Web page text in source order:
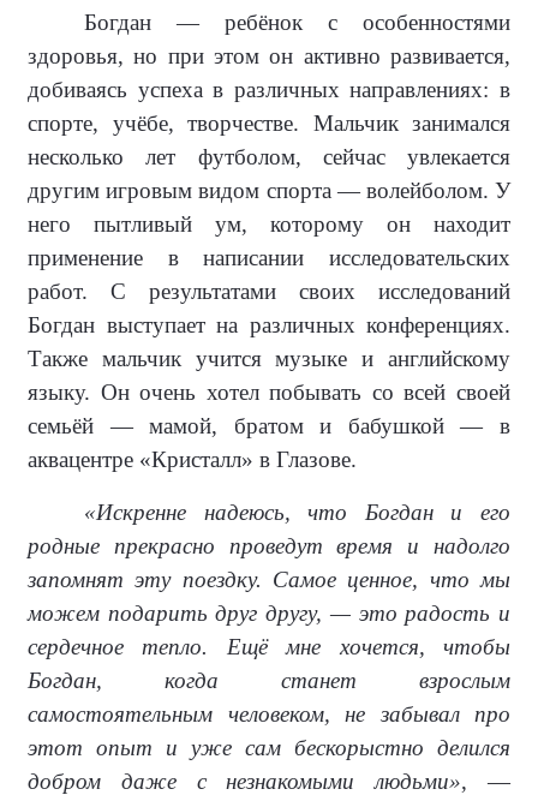
Богдан — ребёнок с особенностями
здоровья, но при этом он активно развивается,
добиваясь успеха в различных направлениях: в
спорте, учёбе, творчестве. Мальчик занимался
несколько лет футболом, сейчас увлекается
другим игровым видом спорта — волейболом. У
него пытливый ум, которому он находит
применение в написании исследовательских
работ. С результатами своих исследований
Богдан выступает на различных конференциях.
Также мальчик учится музыке и английскому
языку. Он очень хотел побывать со всей своей
семьёй — мамой, братом и бабушкой — в
аквацентре «Кристалл» в Глазове.
«Искренне надеюсь, что Богдан и его
родные прекрасно проведут время и надолго
запомнят эту поездку. Самое ценное, что мы
можем подарить друг другу, — это радость и
сердечное тепло. Ещё мне хочется, чтобы
Богдан, когда станет взрослым
самостоятельным человеком, не забывал про
этот опыт и уже сам бескорыстно делился
добром даже с незнакомыми людьми», —